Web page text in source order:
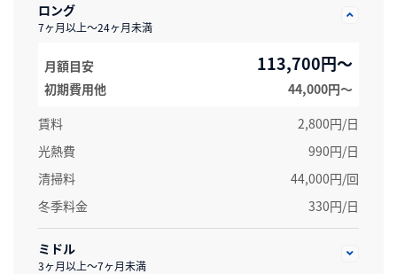
ロング
7ヶ月以上～24ヶ月未満
月額目安 113,700円～
初期費用他
44,000円〜
賃料
2,800円/日
光熱費
990円/日
清掃料
44,000円/回
冬季料金
330円/日
ミドル
3ヶ月以上～7ヶ月未満